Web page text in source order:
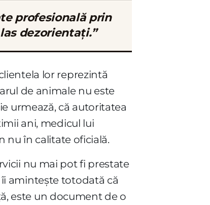
profesională prin
dezorientați.”
lor reprezintă
de animale nu este
urmează, că autoritatea
ani, medicul lui
nu în calitate oficială.
nu mai pot fi prestate
amintește totodată că
este un document de o